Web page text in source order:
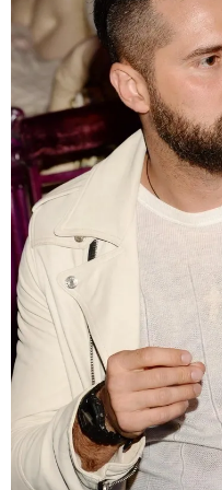
მნიშვნელოვანი
11:13 / 05-08-2026
Hisense
უკეთესი